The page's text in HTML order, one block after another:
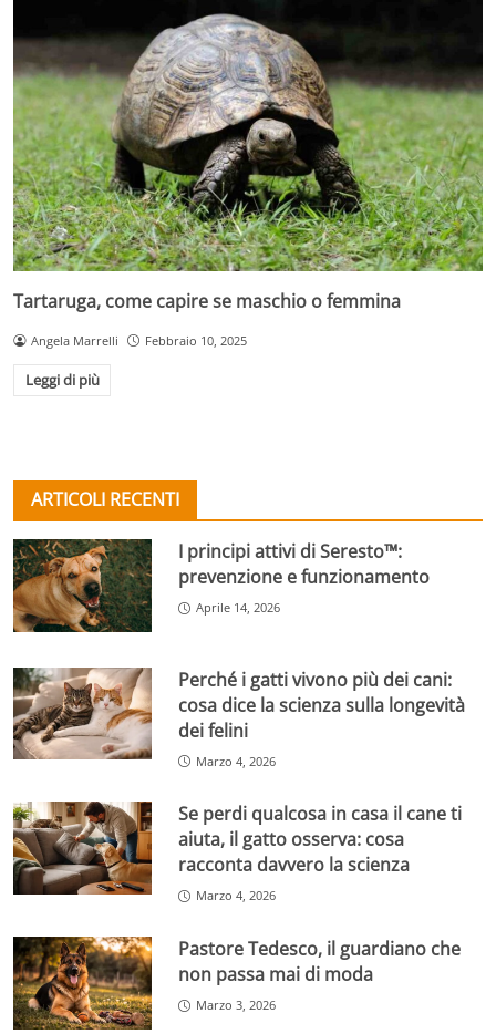
Tartaruga, come capire se maschio o femmina
Angela Marrelli Febbraio 10, 2025
Leggi di più
ARTICOLI RECENTI
I principi attivi di Seresto™:
prevenzione e funzionamento
Aprile 14, 2026
Perché i gatti vivono più dei cani:
cosa dice la scienza sulla longevità
dei felini
Marzo 4, 2026
Se perdi qualcosa in casa il cane ti
aiuta, il gatto osserva: cosa
racconta davvero la scienza
Marzo 4, 2026
Pastore Tedesco, il guardiano che
non passa mai di moda
Marzo 3, 2026